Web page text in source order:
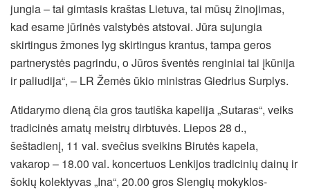
jungia – tai gimtasis kraštas Lietuva, tai mūsų žinojimas,
kad esame jūrinės valstybės atstovai. Jūra sujungia
skirtingus žmones lyg skirtingus krantus, tampa geros
partnerystės pagrindu, o Jūros šventės renginiai tai įkūnija
ir paliudija“, – LR Žemės ūkio ministras Giedrius Surplys.
Atidarymo dieną čia gros tautiška kapelija „Sutaras“, veiks
tradicinės amatų meistrų dirbtuvės. Liepos 28 d.,
šeštadienį, 11 val. svečius sveikins Birutės kapela,
vakarop – 18.00 val. koncertuos Lenkijos tradicinių dainų ir
šokių kolektyvas „Ina“, 20.00 gros Slengių mokyklos-